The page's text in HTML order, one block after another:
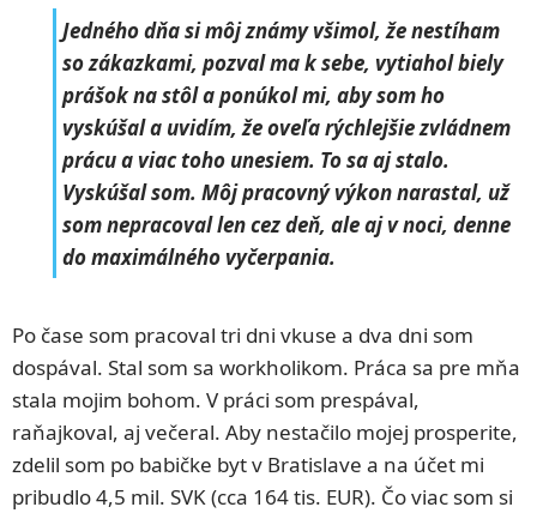
Jedného dňa si môj známy všimol, že nestíham
so zákazkami, pozval ma k sebe, vytiahol biely
prášok na stôl a ponúkol mi, aby som ho
vyskúšal a uvidím, že oveľa rýchlejšie zvládnem
prácu a viac toho unesiem. To sa aj stalo.
Vyskúšal som. Môj pracovný výkon narastal, už
som nepracoval len cez deň, ale aj v noci, denne
do maximálného vyčerpania.
Po čase som pracoval tri dni vkuse a dva dni som
dospával. Stal som sa workholikom. Práca sa pre mňa
stala mojim bohom. V práci som prespával,
raňajkoval, aj večeral. Aby nestačilo mojej prosperite,
zdelil som po babičke byt v Bratislave a na účet mi
pribudlo 4,5 mil. SVK (cca 164 tis. EUR). Čo viac som si